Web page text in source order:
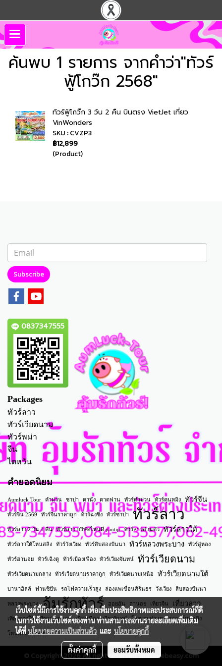
ค้นพบ 1 รายการ จากคำว่า"ทัวร์
ฟู้โกว๊ก 2568"
ทัวร์ฟู้โกว๊ก 3 วัน 2 คืน บินตรง VietJet เที่ยว
VinWonders
SKU : CVZP3
฿12,899
(Product)
Subscribe
0837347555
Packages
ทัวร์ลาว
ทัวร์เวียดนาม
ทัวร์พม่า
จีน
ไตหวัน
คำยอดนิยม
Aumluck Tour คำม่วน ซาปา ดานัง ตาดฟาน ทัวร์คำม่วน ทัวร์คุนหมิง ทัวร์จีน
ทัวร์จีน 2569 ทัวร์จีนราคาถูก ทัวร์ฉงชิ่ง ทัวร์ซาปา ทัวร์ลาว
ทัวร์ลาว 2 วัน 1 คืน ทัวร์ลาว บริษัทไหนดี pantip ทัวร์ลาวส่วนตัว ทัวร์ลาวใต้
ทัวร์ลาวใต้โหนสลิง ทัวร์วังเวียง ทัวร์สิบสองปันนา ทัวร์หลวงพระบาง ทัวร์อู่หลง
ทัวร์ฮานอย ทัวร์เฉิงตู ทัวร์เมืองเฟือง ทัวร์เวียงจันทน์ ทัวร์เวียดนาม
ทัวร์เวียดนามกลาง ทัวร์เวียดนามราคาถูก ทัวร์เวียดนามเหนือ ทัวร์เวียดนามใต้
บานาฮิลล์ ฟานซิปัน รถไฟความเร็วสูง ล่องแพเขื่อนสิรินธร วังเวียง สิบสองปันนา
หลวงพระบาง อุ้มรักทัวร์ ฮอยอัน ฮานอย เที่ยวจีน เที่ยวลาว
เที่ยวลาวใต้ เที่ยวเวียดนาม เมืองเฟือง เวียงจันทน์ โรงแรมท่าแขก ลาว โหนสลิง
โหนสลิงตาดฟาน
© Copyright 2026 All right reserved. makewebeasy.com
เว็บไซต์นี้มีการใช้งานคุกกี้ เพื่อเพิ่มประสิทธิภาพและประสบการณ์ที่ดี
ในการใช้งานเว็บไซต์ของท่าน ท่านสามารถอ่านรายละเอียดเพิ่มเติม
ได้ที่นโยบายความเป็นส่วนตัว และ นโยบายคุกกี้
ตั้งค่าคุกกี้ ยอมรับทั้งหมด